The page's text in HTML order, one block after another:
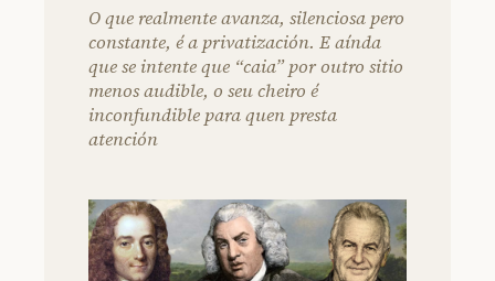
O que realmente avanza, silenciosa pero
constante, é a privatización. E aínda
que se intente que “caia” por outro sitio
menos audible, o seu cheiro é
inconfundible para quen presta
atención